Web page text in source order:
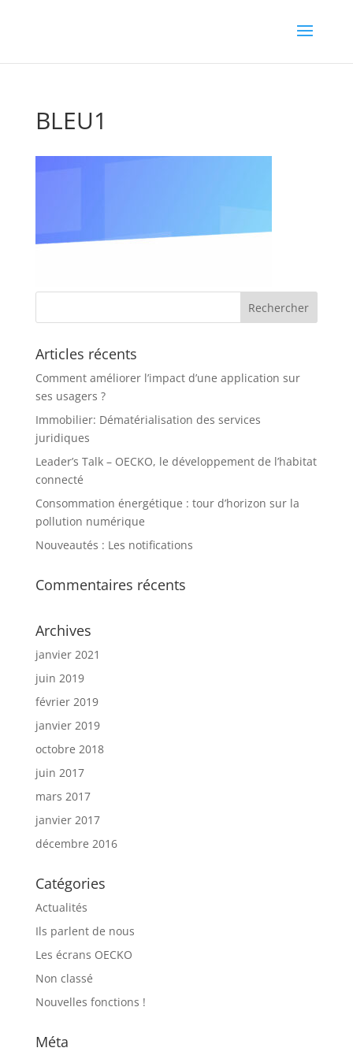
BLEU1
Articles récents
Comment améliorer l’impact d’une application sur
ses usagers ?
Immobilier: Dématérialisation des services
juridiques
Leader’s Talk – OECKO, le développement de l’habitat
connecté
Consommation énergétique : tour d’horizon sur la
pollution numérique
Nouveautés : Les notifications
Commentaires récents
Archives
janvier 2021
juin 2019
février 2019
janvier 2019
octobre 2018
juin 2017
mars 2017
janvier 2017
décembre 2016
Catégories
Actualités
Ils parlent de nous
Les écrans OECKO
Non classé
Nouvelles fonctions !
Méta